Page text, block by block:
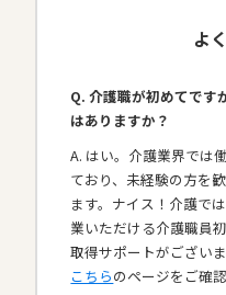
よ
Q. 介護職が初めてです
はありますか？
A. はい。介護業界では
ており、未経験の方を
ます。ナイス！介護で
業いただける介護職員
取得サポートがござい
こちらのページをご確